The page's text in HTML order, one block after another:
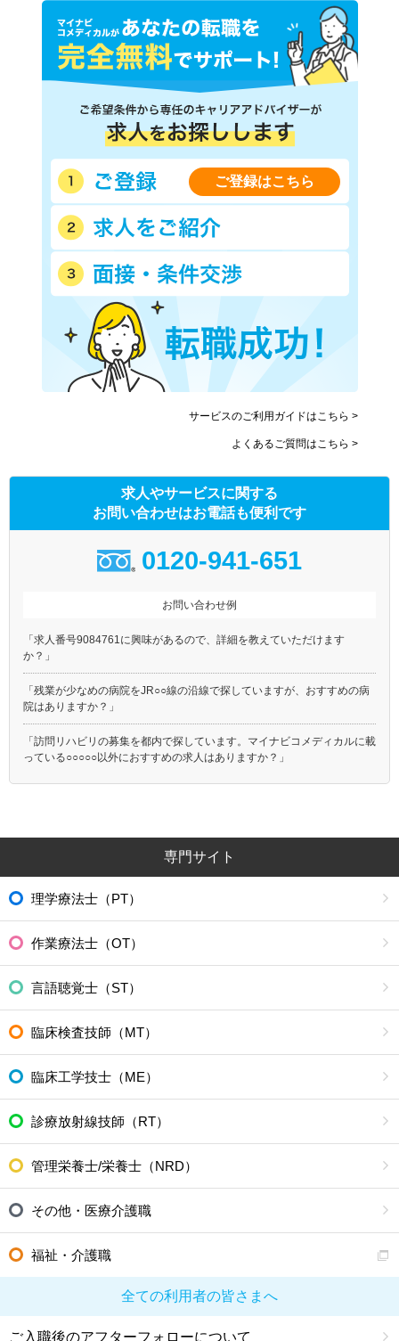
ご登録はこちら
サービスのご利用ガイドはこちら >
よくあるご質問はこちら >
求人やサービスに関する
お問い合わせはお電話も便利です
0120-941-651
お問い合わせ例
「求人番号9084761に興味があるので、詳細を教えていただけます
か？」
「残業が少なめの病院をJR○○線の沿線で探していますが、おすすめの病
院はありますか？」
「訪問リハビリの募集を都内で探しています。マイナビコメディカルに載
っている○○○○○以外におすすめの求人はありますか？」
専門サイト
理学療法士（PT）
作業療法士（OT）
言語聴覚士（ST）
臨床検査技師（MT）
臨床工学技士（ME）
診療放射線技師（RT）
管理栄養士/栄養士（NRD）
その他・医療介護職
福祉・介護職
全ての利用者の皆さまへ
ご入職後のアフターフォローについて